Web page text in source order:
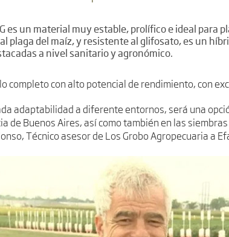
es un material muy estable, prolífico e ideal para
plaga del maíz, y resistente al glifosato, es un
a nivel sanitario y agronómico.
completo con alto potencial de rendimiento, con
adaptabilidad a diferente entornos, será una
de Buenos Aires, así como también en las
Técnico asesor de Los Grobo Agropecuaria a